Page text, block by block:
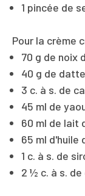
1 pincée de
Pour la crème
70 g de noix
40 g de
3 c. à s. de
45 ml de
60 ml de lait
65 ml d'huile
1 c. à s. de
2 ½ c. à s.